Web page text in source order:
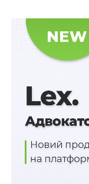
Законом також
«Про статус
визначено,
про
України
(раніше –
складу.).
Новою
народного
протягом